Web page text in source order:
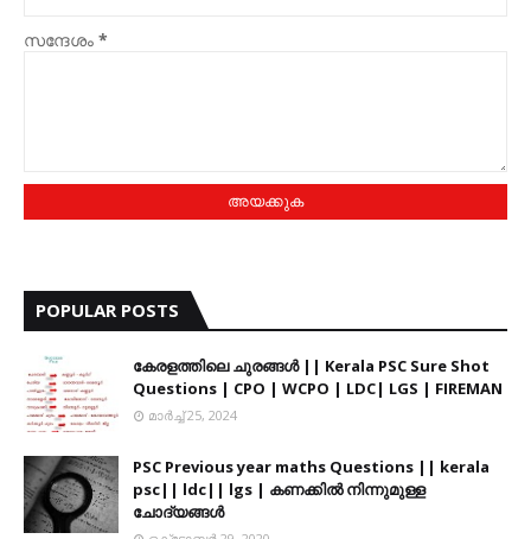
സന്ദേശം *
POPULAR POSTS
കേരളത്തിലെ ചുരങ്ങൾ || Kerala PSC Sure Shot
Questions | CPO | WCPO | LDC| LGS | FIREMAN
മാർച്ച് 25, 2024
PSC Previous year maths Questions || kerala
psc|| ldc|| lgs | കണക്കിൽ നിന്നുമുള്ള
ചോദ്യങ്ങൾ